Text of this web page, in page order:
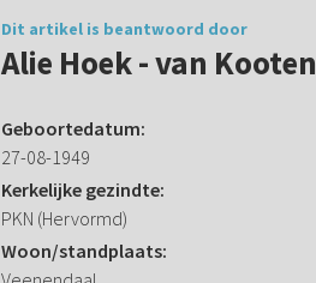
Dit artikel is beantwoord door
Alie Hoek - van Kooten
Geboortedatum:
27-08-1949
Kerkelijke gezindte:
PKN (Hervormd)
Woon/standplaats: